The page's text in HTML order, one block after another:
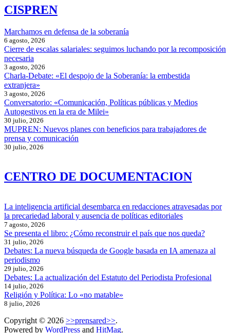
CISPREN
Marchamos en defensa de la soberanía
6 agosto, 2026
Cierre de escalas salariales: seguimos luchando por la recomposición
necesaria
3 agosto, 2026
Charla-Debate: «El despojo de la Soberanía: la embestida
extranjera»
3 agosto, 2026
Conversatorio: «Comunicación, Políticas públicas y Medios
Autogestivos en la era de Milei»
30 julio, 2026
MUPREN: Nuevos planes con beneficios para trabajadores de
prensa y comunicación
30 julio, 2026
CENTRO DE DOCUMENTACION
La inteligencia artificial desembarca en redacciones atravesadas por
la precariedad laboral y ausencia de políticas editoriales
7 agosto, 2026
Se presenta el libro: ¿Cómo reconstruir el país que nos queda?
31 julio, 2026
Debates: La nueva búsqueda de Google basada en IA amenaza al
periodismo
29 julio, 2026
Debates: La actualización del Estatuto del Periodista Profesional
14 julio, 2026
Religión y Política: Lo «no matable»
8 julio, 2026
Copyright © 2026 >>prensared>>.
Powered by WordPress and HitMag.